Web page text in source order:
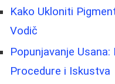
Kako Ukloniti
Vodič
Popunjavanje
Procedure i Iskustva